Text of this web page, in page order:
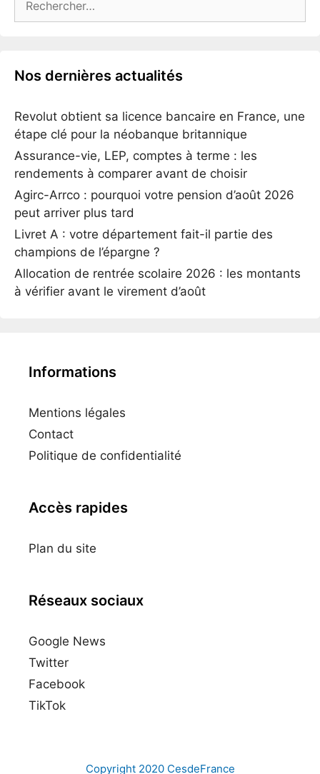
Nos dernières actualités
Revolut obtient sa licence bancaire en France, une
étape clé pour la néobanque britannique
Assurance-vie, LEP, comptes à terme : les
rendements à comparer avant de choisir
Agirc-Arrco : pourquoi votre pension d’août 2026
peut arriver plus tard
Livret A : votre département fait-il partie des
champions de l’épargne ?
Allocation de rentrée scolaire 2026 : les montants
à vérifier avant le virement d’août
Informations
Mentions légales
Contact
Politique de confidentialité
Accès rapides
Plan du site
Réseaux sociaux
Google News
Twitter
Facebook
TikTok
Copyright 2020 CesdeFrance